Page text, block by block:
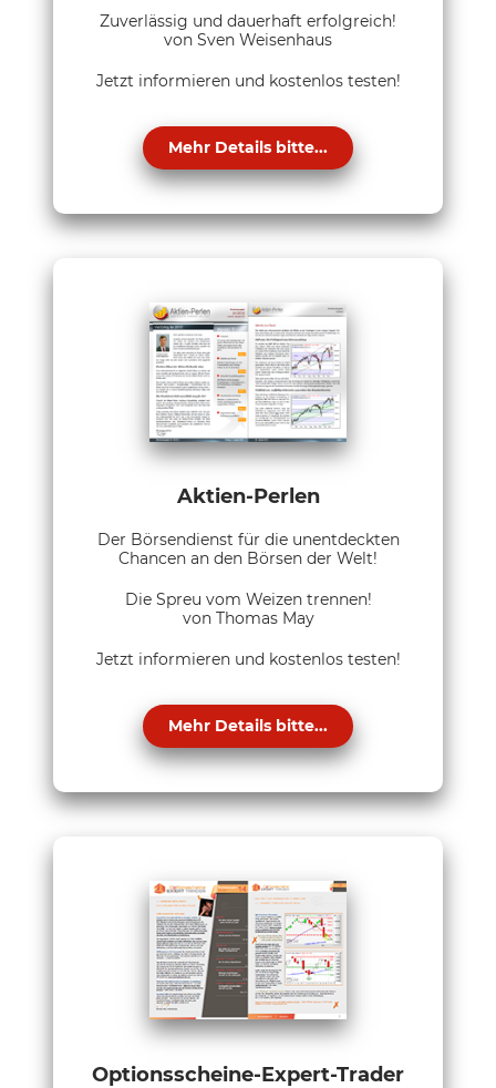
Zuverlässig und dauerhaft erfolgreich!
von Sven Weisenhaus
Jetzt informieren und kostenlos testen!
Mehr Details bitte...
Aktien-Perlen
Der Börsendienst für die unentdeckten
Chancen an den Börsen der Welt!
Die Spreu vom Weizen trennen!
von Thomas May
Jetzt informieren und kostenlos testen!
Mehr Details bitte...
Optionsscheine-Expert-Trader